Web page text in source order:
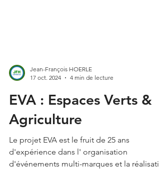
17 oct. 2024
4 min de lecture
EVA : Espaces Verts &
Agriculture
Le projet EVA est le fruit de 25 ans
d'expérience dans l' organisation